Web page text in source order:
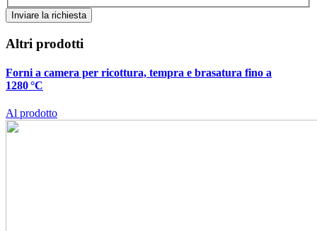
Altri prodotti
Forni a camera per ricottura, tempra e brasatura fino a
1280 °C
Al prodotto